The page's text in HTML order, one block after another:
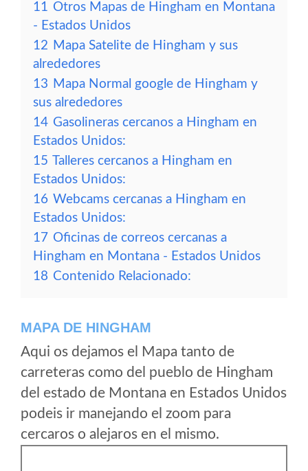
11 Otros Mapas de Hingham en Montana
- Estados Unidos
12 Mapa Satelite de Hingham y sus
alrededores
13 Mapa Normal google de Hingham y
sus alrededores
14 Gasolineras cercanos a Hingham en
Estados Unidos:
15 Talleres cercanos a Hingham en
Estados Unidos:
16 Webcams cercanas a Hingham en
Estados Unidos:
17 Oficinas de correos cercanas a
Hingham en Montana - Estados Unidos
18 Contenido Relacionado:
MAPA DE HINGHAM
Aqui os dejamos el Mapa tanto de
carreteras como del pueblo de Hingham
del estado de Montana en Estados Unidos
podeis ir manejando el zoom para
cercaros o alejaros en el mismo.